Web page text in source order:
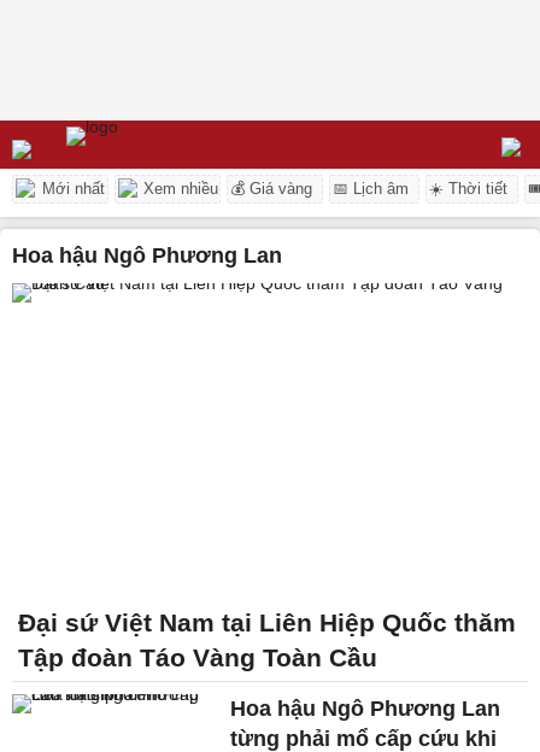
Mới nhất Xem nhiều 💰 Giá vàng 📅 Lịch âm ☀️ Thời tiết
Hoa hậu Ngô Phương Lan
Đại sứ Việt Nam tại Liên Hiệp Quốc thăm
Tập đoàn Táo Vàng Toàn Cầu
Hoa hậu Ngô Phương Lan
từng phải mổ cấp cứu khi